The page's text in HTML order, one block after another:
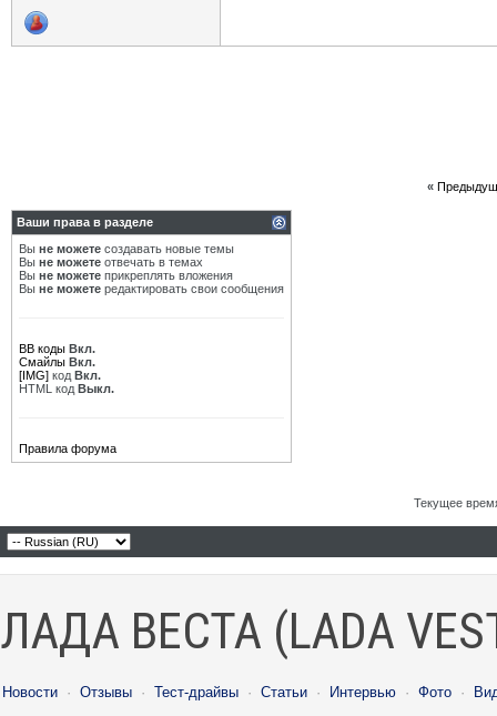
«
Ваши права в разделе
Вы не можете создавать новые темы
Вы не можете отвечать в темах
Вы не можете прикреплять вложения
Вы не можете редактировать свои сообщения
BB коды Вкл.
Смайлы Вкл.
[IMG] код Вкл.
HTML код Выкл.
Правила форума
Текущее
ЛАДА ВЕСТА (LADA
Новости · Отзывы · Тест-драйвы · Статьи · Интервью · Фото ·